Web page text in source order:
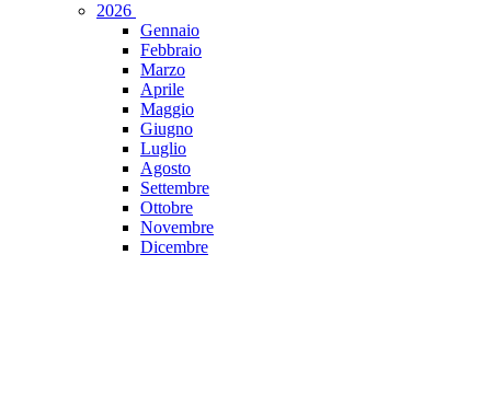
2026
Gennaio
Febbraio
Marzo
Aprile
Maggio
Giugno
Luglio
Agosto
Settembre
Ottobre
Novembre
Dicembre